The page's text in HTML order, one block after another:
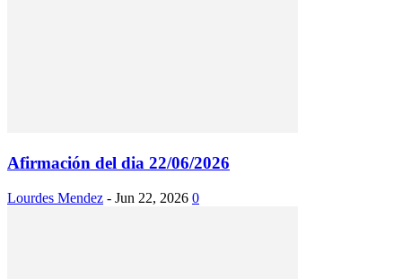
Afirmación del dia 22/06/2026
Lourdes Mendez - Jun 22, 2026 0